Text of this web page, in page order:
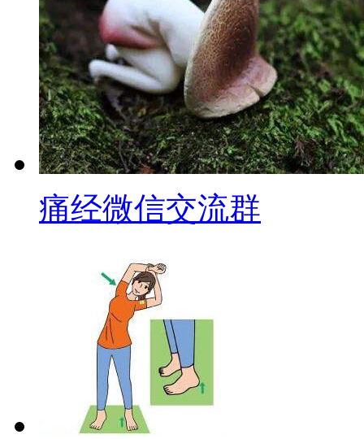
痛经微信交流群